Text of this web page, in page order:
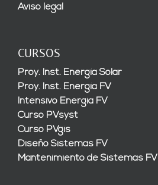
Aviso legal
CURSOS
Proy. Inst. Energía Solar
Proy. Inst. Energía FV
Intensivo Energía FV
Curso PVsyst
Curso PVgis
Diseño Sistemas FV
Mantenimiento de Sistemas FV